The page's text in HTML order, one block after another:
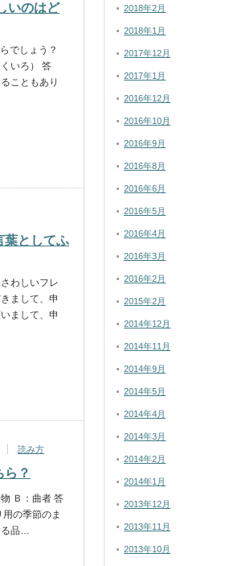
いのはど
でしょう？
いろ） 答
こともあり
葉としてふ
わしいフレ
まして、申
まして、申
読み方
ら？
Ｂ：曲者 答
の季節のま
る品…
2018年2月
2018年1月
2017年12月
2017年1月
2016年12月
2016年10月
2016年9月
2016年8月
2016年6月
2016年5月
2016年4月
2016年3月
2016年2月
2015年2月
2014年12月
2014年11月
2014年9月
2014年5月
2014年4月
2014年3月
2014年2月
2014年1月
2013年12月
2013年11月
2013年10月